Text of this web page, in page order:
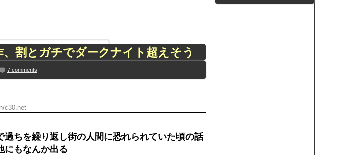
【にじさんじ】五木、すべてをメモ帳で管理する長尾に表計算ソフトを布教... NEW!
【聯合ニュース】 韓国在住の日本人女性インフルエンサー ライブ配信中...
韓国人「海上自衛隊護衛艦ちょうかいによるトマホーク巡航ミサイルの実射...
【驚愕】名作『ドラゴンボール』最大の謎に気付いたｗｗｗｗ『ドラゴンボ...
メイドの格好してるちょちょたんの破壊力が半端ない【梅咲遥】
ランJ民ワイ、新しいランニングシューズを手に入れる
、割とガチでダークナイト超えそう
7 comments
c30.net
ちを繰り返し街の人間に恐れられていた頃の話
にもなんか出る